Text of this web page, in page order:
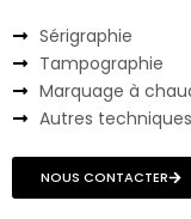
Sérigraphie
Tampographie
Marquage à
Autres
NOUS CONTACTER